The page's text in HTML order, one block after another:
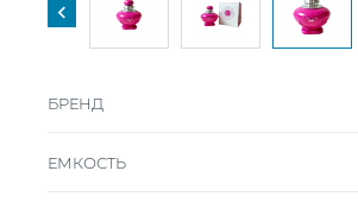

БРЕНД
ЕМКОСТЬ